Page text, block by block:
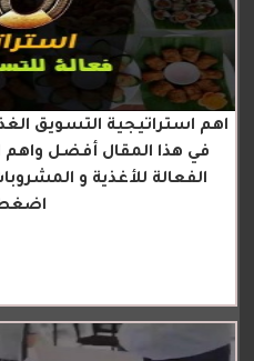
اهم استراتيجية التسويق
في هذا المقال أفضل واهم
الفعالة للأغذية و